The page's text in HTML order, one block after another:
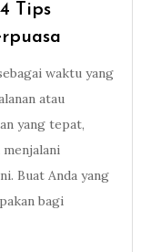
Tips
waktu yang
atau
yang tepat,
Buat Anda yang
bagi